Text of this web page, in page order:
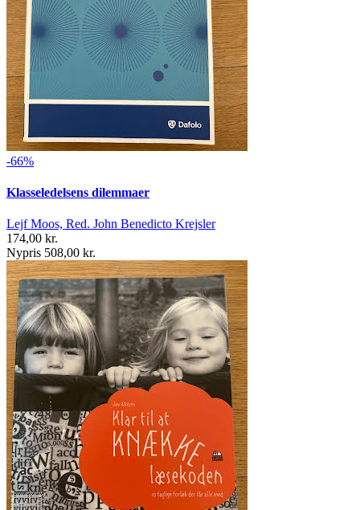
-66%
Klasseledelsens dilemmaer
Lejf Moos, Red. John Benedicto Krejsler
174,00 kr.
Nypris 508,00 kr.